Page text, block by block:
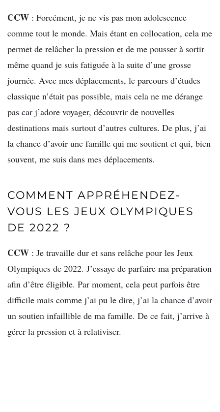
CCW : Forcément, je ne vis pas mon adolescence
comme tout le monde. Mais étant en collocation, cela me
permet de relâcher la pression et de me pousser à sortir
même quand je suis fatiguée à la suite d’une grosse
journée. Avec mes déplacements, le parcours d’études
classique n’était pas possible, mais cela ne me dérange
pas car j’adore voyager, découvrir de nouvelles
destinations mais surtout d’autres cultures. De plus, j’ai
la chance d’avoir une famille qui me soutient et qui, bien
souvent, me suis dans mes déplacements.
COMMENT APPRÉHENDEZ-
VOUS LES JEUX OLYMPIQUES
DE 2022 ?
CCW : Je travaille dur et sans relâche pour les Jeux
Olympiques de 2022. J’essaye de parfaire ma préparation
afin d’être éligible. Par moment, cela peut parfois être
difficile mais comme j’ai pu le dire, j’ai la chance d’avoir
un soutien infaillible de ma famille. De ce fait, j’arrive à
gérer la pression et à relativiser.